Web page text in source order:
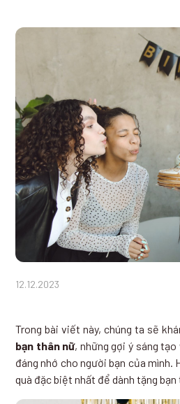
12.12.2023
Trong bài viết này, chúng ta sẽ
bạn thân nữ, những gợi ý sáng
đáng nhớ cho người bạn của mình.
quà đặc biệt nhất để dành tặng bạn